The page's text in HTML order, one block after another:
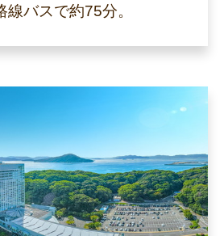
線バスで約75分。